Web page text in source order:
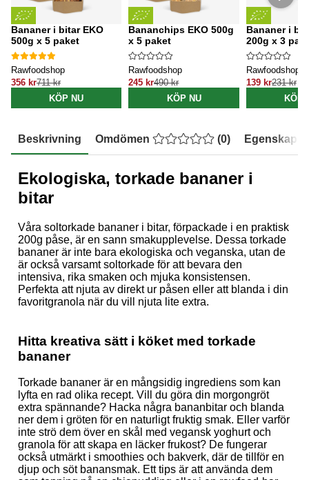
Bananer i bitar EKO
500g x 5 paket
Rawfoodshop
356 kr711 kr
KÖP NU
Bananchips EKO 500g
x 5 paket
Rawfoodshop
245 kr490 kr
KÖP NU
Bananer i
200g x 3
Rawfoodshop
139 kr231 kr
KÖP
Beskrivning Omdömen (0) Egenskaper
Ekologiska, torkade bananer i
bitar
Våra soltorkade bananer i bitar, förpackade i en praktisk
200g påse, är en sann smakupplevelse. Dessa torkade
bananer är inte bara ekologiska och veganska, utan de
är också varsamt soltorkade för att bevara den
intensiva, rika smaken och mjuka konsistensen.
Perfekta att njuta av direkt ur påsen eller att blanda i din
favoritgranola när du vill njuta lite extra.
Hitta kreativa sätt i köket med torkade
bananer
Torkade bananer är en mångsidig ingrediens som kan
lyfta en rad olika recept. Vill du göra din morgongröt
extra spännande? Hacka några bananbitar och blanda
ner dem i gröten för en naturligt fruktig smak. Eller varför
inte strö dem över en skål med vegansk yoghurt och
granola för att skapa en läcker frukost? De fungerar
också utmärkt i smoothies och bakverk, där de tillför en
djup och söt banansmak. Ett tips är att använda dem